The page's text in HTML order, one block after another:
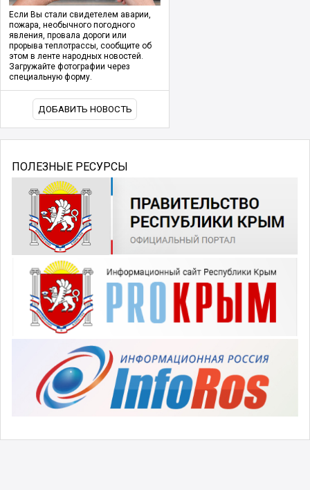
Если Вы стали свидетелем аварии,
пожара, необычного погодного
явления, провала дороги или
прорыва теплотрассы, сообщите об
этом в ленте народных новостей.
Загружайте фотографии через
специальную форму.
ДОБАВИТЬ НОВОСТЬ
ПОЛЕЗНЫЕ РЕСУРСЫ